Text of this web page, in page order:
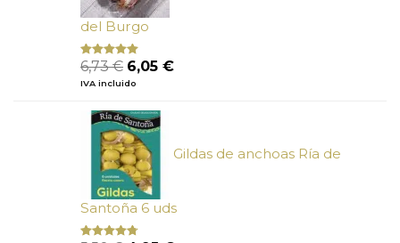
del Burgo
Valorado
con
de
5
6,73€ El
precio
era:
6,73 €.
6,05 €El
IVA incluido
Gildas de anchoas Ría de
Santoña 6 uds